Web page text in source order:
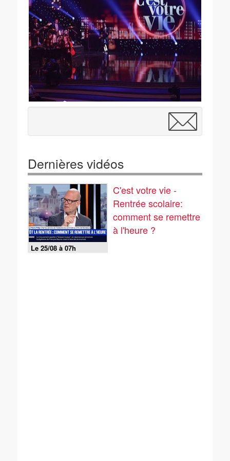
Dernières vidéos
Le 25/08 à 07h
C'est votre vie -
Rentrée scolaire:
comment se remettre
à l'heure ?